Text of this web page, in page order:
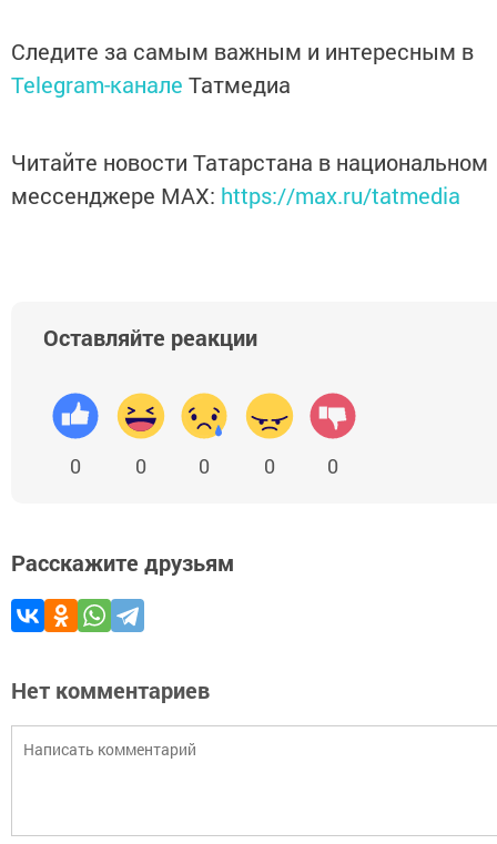
Следите за самым важным и интересным в
Telegram-канале Татмедиа
Читайте новости Татарстана в национальном
мессенджере MАХ: https://max.ru/tatmedia
Оставляйте реакции
0 0 0 0 0
Расскажите друзьям
Нет комментариев